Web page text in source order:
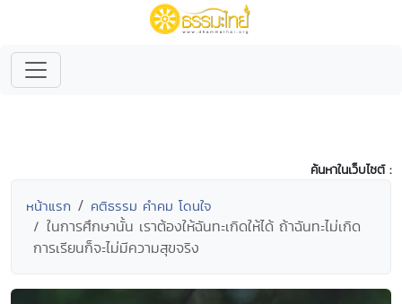
ค้นหาในเว็บไซต์ :
หน้าแรก คติธรรม คำคม โดนใจ
ในการศึกษานั้น เราต้องให้ฉันทะเกิดให้ได้ ถ้าฉันทะไม่เกิด
การเรียนก็จะไม่มีความสุขจริง